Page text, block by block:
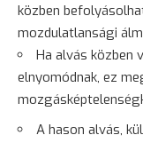
közben
mozdulatlansági
Ha alvás közben
elnyomódnak, ez
A hason alvás,